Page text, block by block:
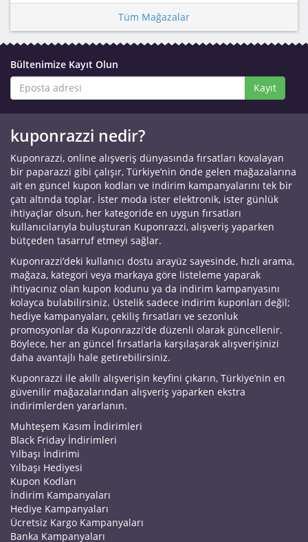
Tüm Mağazalar
Bültenimize Kayıt Olun
Kayıt
kuponrazzi nedir?
Kuponrazzi, online alışveriş dünyasında fırsatları kovalayan
bir paparazzi gibi çalışır, Türkiye’nin önde gelen mağazalarına
ait en güncel kupon kodları ve indirim kampanyalarını tek bir
çatı altında toplar. İster moda ister elektronik, ister günlük
ihtiyaçlar olsun, her kategoride en uygun fırsatları
kullanıcılarıyla buluşturan Kuponrazzi, alışveriş yaparken
bütçeden tasarruf etmeyi sağlar.
Kuponrazzi’deki kullanıcı dostu arayüz sayesinde, hızlı arama,
mağaza, kategori veya markaya göre listeleme yaparak
ihtiyacınız olan kupon kodunu ya da indirim kampanyasını
kolayca bulabilirsiniz. Üstelik sadece indirim kuponları değil;
hediye kampanyaları, çekiliş fırsatları ve sezonluk
promosyonlar da Kuponrazzi’de düzenli olarak güncellenir.
Böylece, her an güncel fırsatlarla karşılaşarak alışverişinizi
daha avantajlı hale getirebilirsiniz.
Kuponrazzi ile akıllı alışverişin keyfini çıkarın, Türkiye’nin en
güvenilir mağazalarından alışveriş yaparken ekstra
indirimlerden yararlanın.
Muhteşem Kasım İndirimleri
Black Friday İndirimleri
Yılbaşı İndirimi
Yılbaşı Hediyesi
Kupon Kodları
İndirim Kampanyaları
Hediye Kampanyaları
Ücretsiz Kargo Kampanyaları
Banka Kampanyaları